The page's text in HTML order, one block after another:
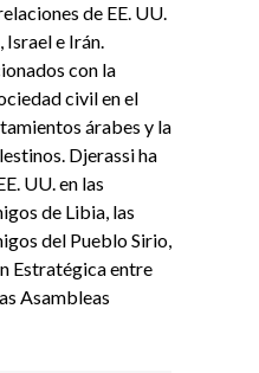
de EE. UU.
Israel e Irán.
con la
civil en el
árabes y la
Djerassi ha
UU. en las
de Libia, las
del Pueblo Sirio,
Estratégica entre
Asambleas